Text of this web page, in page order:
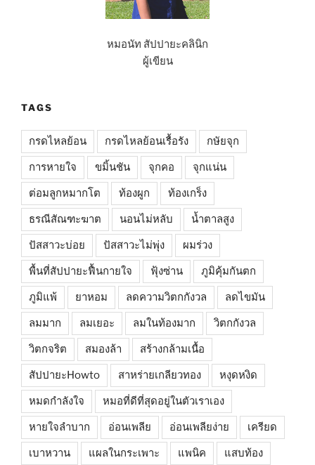
หมอนัท สัปปายะคลินิก
ผู้เขียน
TAGS
กรดไหลย้อน กรดไหลย้อนเรื้อรัง กษัยจุก
การหายใจ ขมิ้นชัน จุกคอ จุกแน่น
ต่อมลูกหมากโต ท้องผูก ท้องเกร็ง
ธรณีสัณฑะฆาต นอนไม่หลับ น้ำตาลสูง
ปัสสาวะบ่อย ปัสสาวะไม่พุ่ง ผมร่วง
พื้นที่สัปปายะฟื้นกายใจ ฟุ้งซ่าน ภูมิคุ้มกันตก
ภูมิแพ้ ยาหอม ลดความวิตกกังวล ลดไขมัน
ลมมาก ลมเยอะ ลมในท้องมาก วิตกกังวล
วิตกจริต สมองล้า สร้างกล้ามเนื้อ
สัปปายะHowto สาหร่ายเกลียวทอง หงุดหงิด
หมดกำลังใจ หมอที่ดีที่สุดอยู่ในตัวเราเอง
หายใจลำบาก อ่อนเพลีย อ่อนเพลียง่าย เครียด
เบาหวาน แผลในกระเพาะ แพนิค แสบท้อง